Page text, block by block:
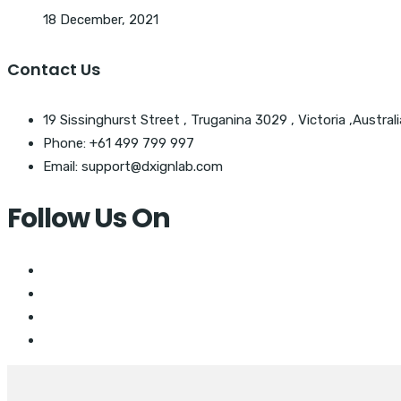
18 December, 2021
Contact Us
19 Sissinghurst Street , Truganina 3029 , Victoria
Phone: +61 499 799 997
Email: support@dxignlab.com
Follow Us On